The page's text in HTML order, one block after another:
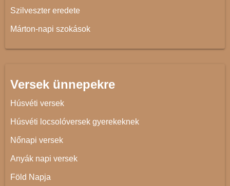
Szilveszter eredete
Márton-napi szokások
Versek ünnepekre
Húsvéti versek
Húsvéti locsolóversek gyerekeknek
Nőnapi versek
Anyák napi versek
Föld Napja